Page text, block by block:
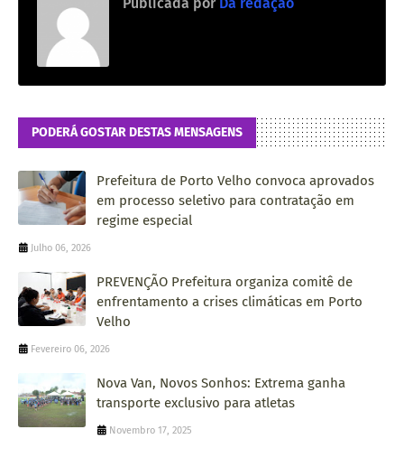
PODERÁ GOSTAR DESTAS MENSAGENS
Prefeitura de Porto Velho convoca aprovados
em processo seletivo para contratação em
regime especial
Julho 06, 2026
PREVENÇÃO Prefeitura organiza comitê de
enfrentamento a crises climáticas em Porto
Velho
Fevereiro 06, 2026
Nova Van, Novos Sonhos: Extrema ganha
transporte exclusivo para atletas
Novembro 17, 2025